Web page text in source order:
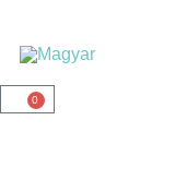
0